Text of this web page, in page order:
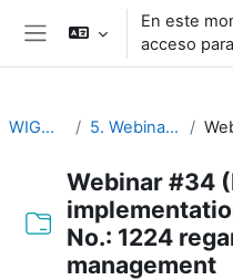
Salta al contenido principal
Panel lateral
En este
acceso
WIGOS Learning Portal 5. Webinars on WIGOS Tools and RWCs
Webinar #34
No.: 1224
management